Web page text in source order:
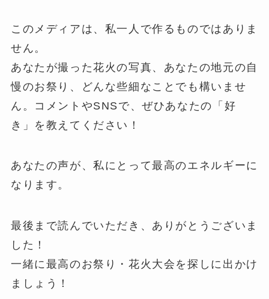
このメディアは、私一人で作るものではありま
せん。
あなたが撮った花火の写真、あなたの地元の自
慢のお祭り、どんな些細なことでも構いませ
ん。コメントやSNSで、ぜひあなたの「好
き」を教えてください！
あなたの声が、私にとって最高のエネルギーに
なります。
最後まで読んでいただき、ありがとうございま
した！
一緒に最高のお祭り・花火大会を探しに出かけ
ましょう！